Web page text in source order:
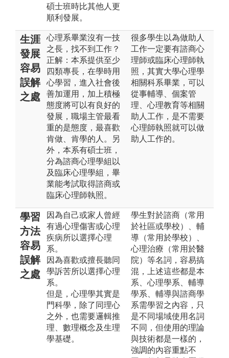
碩士班時比其他人更
順利發展。
生涯
發展
容易
誤解
之處
心理系畢業沒有一技
之長，找不到工作？
正解：本系提供至少
四類專長，在學時用
心學習，進入社會後
善加運用，加上積極
態度將可以有良好的
發展，職場主管最看
重的是態度，最喜歡
肯做、肯學的人。另
外，本系有碩士班，
分為諮商心理學組以
及臨床心理學組，畢
業能考試取得諮商或
臨床心理師執照。
很多學生以為做助人
工作一定要有諮商心
理師或臨床心理師執
照，其實大學心理學
相關科系畢業，可以
從事輔導、個案管
理、心理教育等相關
助人工作，是不需要
心理師執照就可以做
助人工作的。
學習
方法
容易
誤解
之處
因為自己或家人曾經
有過心理傷害或心理
疾病所以選擇心理
系。
因為喜歡或擅長聽同
學訴苦所以選擇心理
系。
但是，心理學其實是
門科學，除了同理心
之外，也需要邏輯推
理、數理概念及生理
學基礎。
學生對於諮商（常用
於社區或學校）、輔
導（常用於學校）、
心理治療（常用於醫
院）等名詞，容易搞
混，上述這些都是本
系、心理學系、輔導
學系、輔導與諮商學
系需學習之內容，只
是不同場域使用名詞
不同，但使用的理論
與技術都是一樣的，
強調的內容重點不